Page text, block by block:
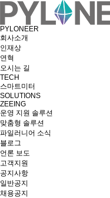
PYLONEER
회사소개
인재상
연혁
오시는 길
TECH
스마트미터
SOLUTIONS
ZEEING
운영 지원 솔루션
맞춤형 솔루션
파일러니어 소식
블로그
언론 보도
고객지원
공지사항
일반공지
채용공지